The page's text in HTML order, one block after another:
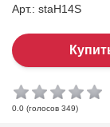
Арт.: staH14S
0.0 (голосов 349)